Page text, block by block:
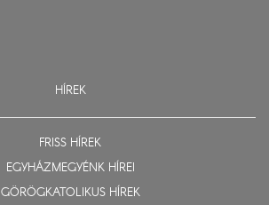
HÍREK
FRISS HÍREK
EGYHÁZMEGYÉNK HÍREI
GÖRÖGKATOLIKUS HÍREK